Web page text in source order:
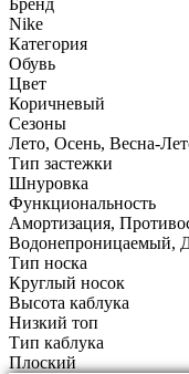
Nike
Категория
Обувь
Цвет
Коричневый
Сезоны
Лето, Осень, Весна-
Тип застежки
Шнуровка
Функциональность
Амортизация,
Водонепроницаемый,
Тип носка
Круглый носок
Высота каблука
Низкий топ
Тип каблука
Плоский